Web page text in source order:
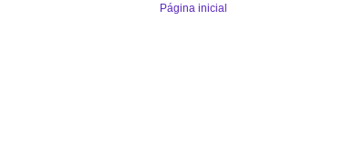
Página inicial